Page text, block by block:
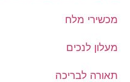
מכשירי מלח
מעלון לנכים
תאורה לבריכה